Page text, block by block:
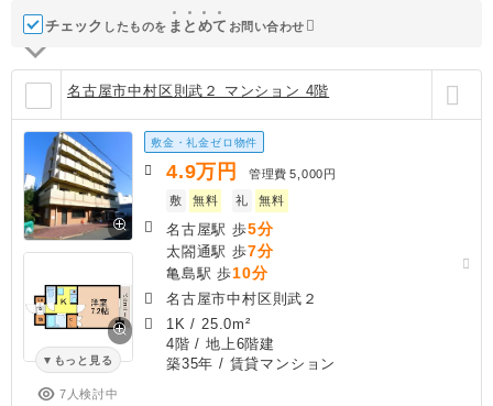
チェック したものを ま と めて お問い合わせ
名古屋市中村区則武２ マンション 4階
もっと見る
7人検討中
敷金・礼金ゼロ物件
4.9万円 管理費 5,000円
敷
無料 礼 無料
名古屋駅 歩5分
太閤通駅 歩7分
亀島駅 歩10分
名古屋市中村区則武２
1K / 25.0m²
4階 / 地上6階建
築35年 / 賃貸マンション